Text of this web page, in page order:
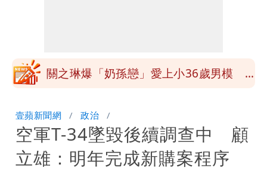
高
關之琳爆「奶孫戀」愛上小36歲男模
驚：戰局變五五波
兆基風暴｜前董座李建成遭檢調約談！最
快今晚移送
明金成離世留下雙胞胎 4歲兒與老師一
壹蘋新聞網 政治
空軍T-34墜毀後續調查中 顧
立雄：明年完成新購案程序